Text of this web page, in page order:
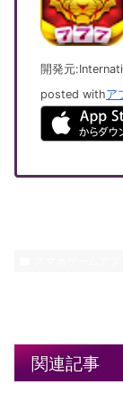
開発元:
posted withア
関連記事